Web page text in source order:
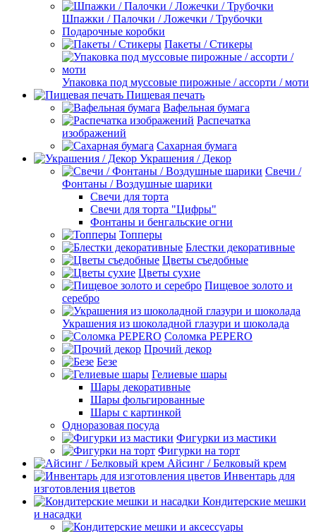
Шпажки / Палочки / Ложечки / Трубочки
Подарочные коробки
Пакеты / Стикеры
Упаковка под муссовые пирожные / ассорти / моти
Пищевая печать
Вафельная бумага
Распечатка
изображений
Сахарная бумага
Украшения / Декор
Свечи /
Фонтаны / Воздушные шарики
Свечи для торта
Свечи для торта "Цифры"
Фонтаны и бенгальские огни
Топперы
Блестки декоративные
Цветы съедобные
Цветы сухие
Пищевое золото и
серебро
Украшения из шоколадной глазури и шоколада
Соломка PEPERO
Прочий декор
Безе
Гелиевые шары
Шары декоративные
Шары фольгированные
Шары с картинкой
Одноразовая посуда
Фигурки из мастики
Фигурки на торт
Айсинг / Белковый крем
Инвентарь для
изготовления цветов
Кондитерские мешки
и насадки